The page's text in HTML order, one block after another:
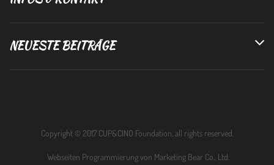
NEUESTE BEITRÄGE
Copyright © 2017 CUP&CINO Foundation, all rights reserved.
Webseiten Programmierung von Marketing Bear Co., Ltd.